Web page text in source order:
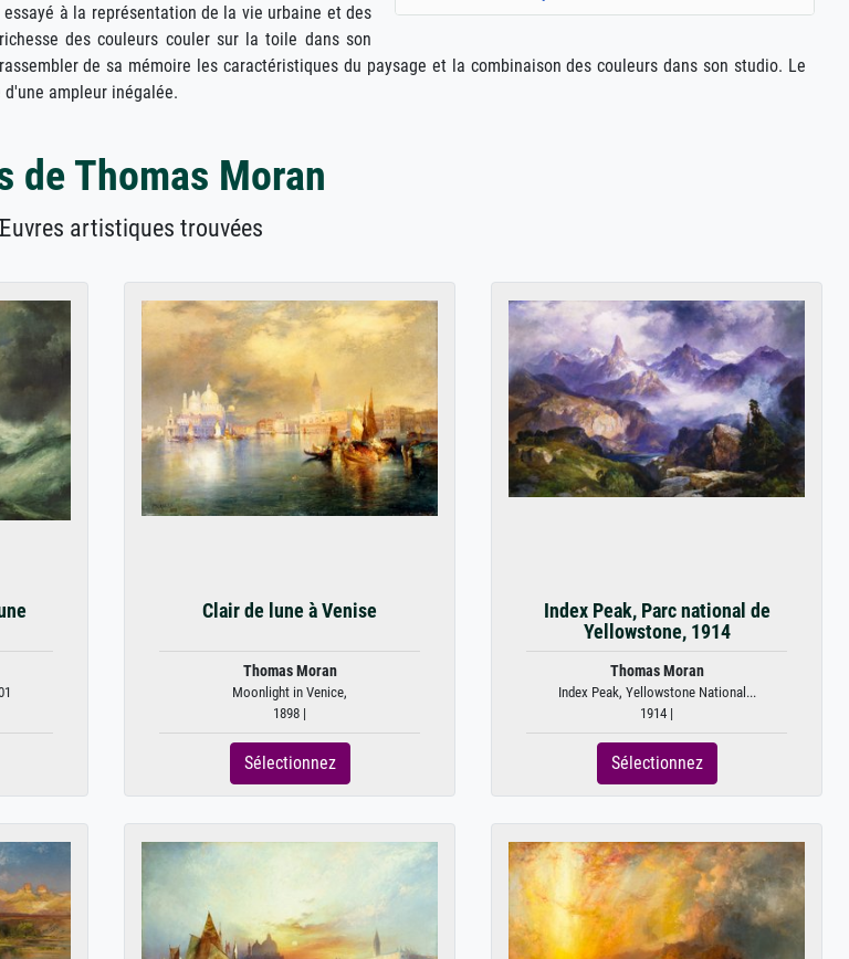
à la représentation de la vie urbaine et des
des couleurs couler sur la toile dans son
de sa mémoire les caractéristiques du paysage et la combinaison des couleurs dans son studio. Le
ampleur inégalée.
de Thomas Moran
artistiques trouvées
Clair de lune à Venise
Thomas Moran
Moonlight in Venice,
1898 |
Sélectionnez
Index Peak, Parc national de
Yellowstone, 1914
Thomas Moran
Index Peak, Yellowstone National...
1914 |
Sélectionnez